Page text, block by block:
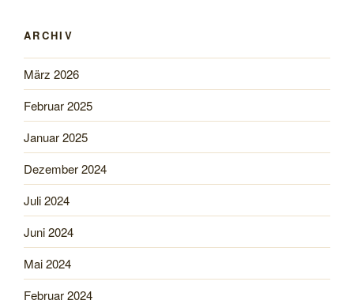
ARCHIV
März 2026
Februar 2025
Januar 2025
Dezember 2024
Juli 2024
Juni 2024
Mai 2024
Februar 2024